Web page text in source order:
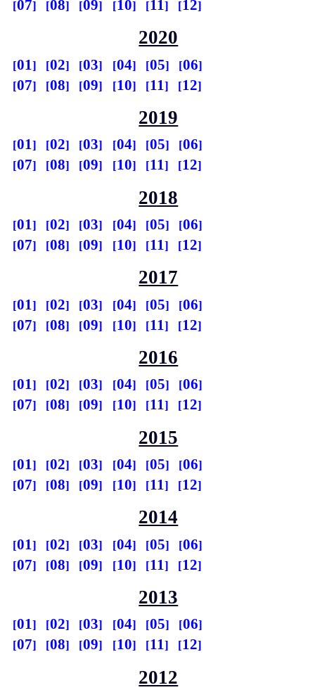
07 08 09 10 11 12
2020
01 02 03 04 05
06
07
08 09 10 11 12
2019
01 02 03 04 05
06
07
08 09 10 11 12
2018
01 02 03 04 05
06
07
08 09 10 11 12
2017
01 02 03 04 05
06
07
08 09 10 11 12
2016
01 02 03 04 05
06
07
08 09 10 11 12
2015
01 02 03 04 05
06
07
08 09 10 11 12
2014
01 02 03 04 05
06
07
08 09 10 11 12
2013
01 02 03 04 05
06
07
08 09 10 11 12
2012